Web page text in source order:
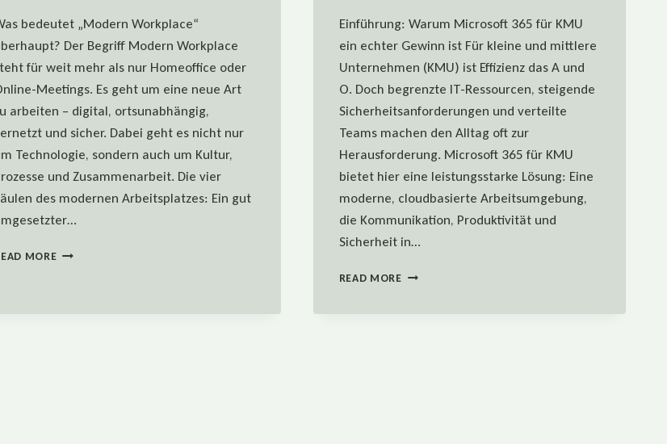
bedeutet „Modern Workplace“
Der Begriff Modern Workplace
für weit mehr als nur Homeoffice oder
Meetings. Es geht um eine neue Art
arbeiten – digital, ortsunabhängig,
und sicher. Dabei geht es nicht nur
Technologie, sondern auch um Kultur,
und Zusammenarbeit. Die vier
des modernen Arbeitsplatzes: Ein gut
MOREMODERN
Einführung: Warum Microsoft 365 für KMU
ein echter Gewinn ist Für kleine und mittlere
Unternehmen (KMU) ist Effizienz das A und
O. Doch begrenzte IT-Ressourcen, steigende
Sicherheitsanforderungen und verteilte
Teams machen den Alltag oft zur
Herausforderung. Microsoft 365 für KMU
bietet hier eine leistungsstarke Lösung: Eine
moderne, cloudbasierte Arbeitsumgebung,
die Kommunikation, Produktivität und
Sicherheit in…
READ MOREDIE